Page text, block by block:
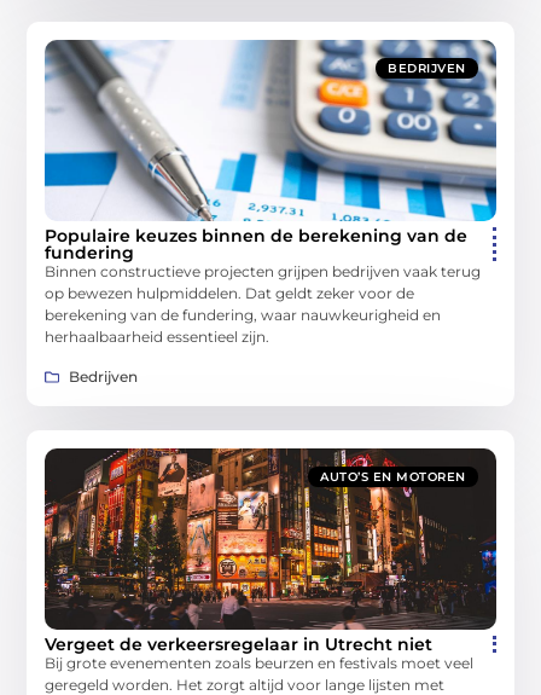
BEDRIJVEN
Populaire keuzes binnen de berekening van de
fundering
Binnen constructieve projecten grijpen bedrijven vaak terug
op bewezen hulpmiddelen. Dat geldt zeker voor de
berekening van de fundering, waar nauwkeurigheid en
herhaalbaarheid essentieel zijn.
Bedrijven
AUTO’S EN MOTOREN
Vergeet de verkeersregelaar in Utrecht niet
Bij grote evenementen zoals beurzen en festivals moet veel
geregeld worden. Het zorgt altijd voor lange lijsten met